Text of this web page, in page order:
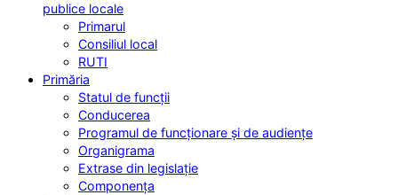
publice locale
Primarul
Consiliul local
RUTI
Primăria
Statul de funcții
Conducerea
Programul de funcționare și de audiențe
Organigrama
Extrase din legislație
Componența